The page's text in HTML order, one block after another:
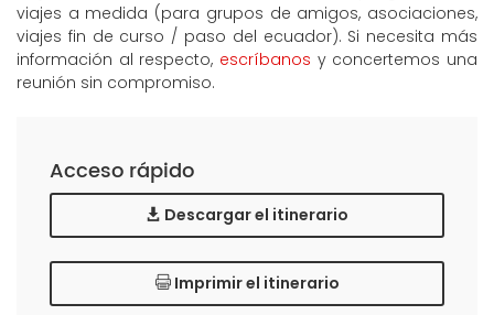
viajes a medida (para grupos de amigos, asociaciones,
viajes fin de curso / paso del ecuador). Si necesita más
información al respecto, escríbanos y concertemos una
reunión sin compromiso.
Acceso rápido
Descargar el itinerario
Imprimir el itinerario